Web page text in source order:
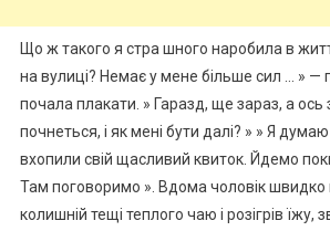
Що ж такого я стра шного наробила в
на вулиці? Немає у мене більше сил … » —
почала плакати. » Гаразд, ще зараз, а ось
почнеться, і як мені бути далі? » » Я
вхопили свій щасливий квиток. Йдемо
Там поговоримо ». Вдома чоловік швидко
колишній тещі теплого чаю і розігрів їжу,